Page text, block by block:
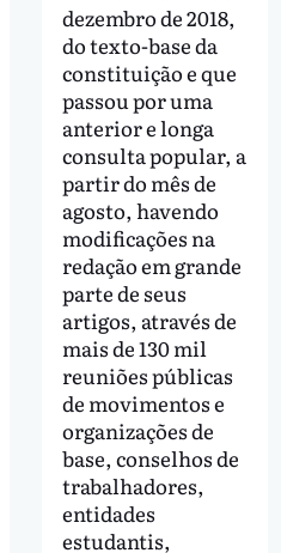
dezembro de 2018,
do texto-base da
constituição e que
passou por uma
anterior e longa
consulta popular, a
partir do mês de
agosto, havendo
modificações na
redação em grande
parte de seus
artigos, através de
mais de 130 mil
reuniões públicas
de movimentos e
organizações de
base, conselhos de
trabalhadores,
entidades
estudantis,